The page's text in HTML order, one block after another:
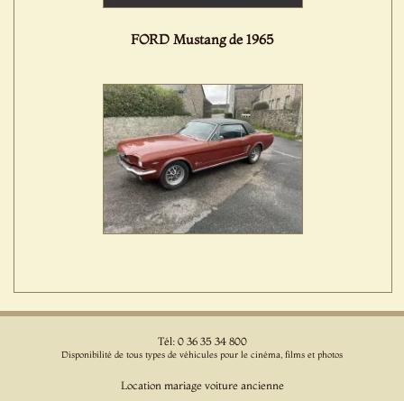
FORD Mustang de 1965
Tél: 0 36 35 34 800
Disponibilité de tous types de véhicules pour le cinéma, films et photos
Location mariage voiture ancienne